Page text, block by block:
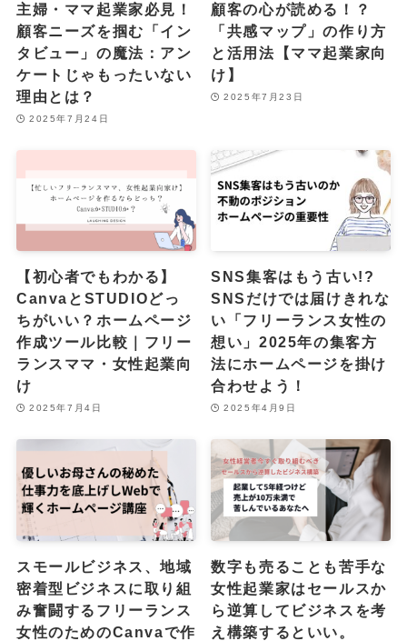
主婦・ママ起業家必見！
顧客ニーズを掴む「イン
タビュー」の魔法：アン
ケートじゃもったいない
理由とは？
2025年7月24日
顧客の心が読める！？
「共感マップ」の作り方
と活用法【ママ起業家向
け】
2025年7月23日
【初心者でもわかる】
CanvaとSTUDIOどっ
ちがいい？ホームページ
作成ツール比較｜フリー
ランスママ・女性起業向
け
2025年7月4日
SNS集客はもう古い!?
SNSだけでは届けきれな
い「フリーランス女性の
想い」2025年の集客方
法にホームページを掛け
合わせよう！
2025年4月9日
スモールビジネス、地域
密着型ビジネスに取り組
み奮闘するフリーランス
女性のためのCanvaで作
数字も売ることも苦手な
女性起業家はセールスか
ら逆算してビジネスを考
え構築するといい。